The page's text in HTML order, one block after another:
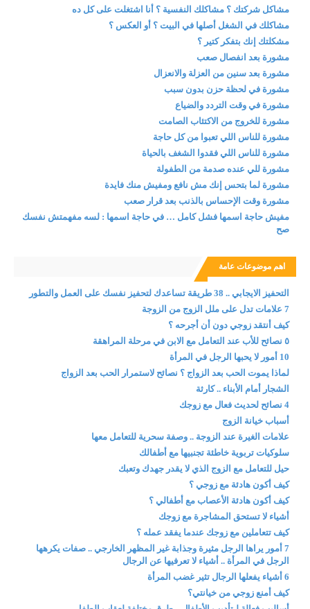
مشاكل شركتك ؟ مشاكلك النفسية ؟ أنا اشتغلت على كل ده
مشاكلك في الشغل أصلها في البيت ؟ أو العكس ؟
مشكلتك إنك بتفكر كتير ؟
مشورة بعد انفصال صعب
مشورة بعد سنين من العزلة والانعزال
مشورة في لحظة حزن بدون سبب
مشورة في وقت التردد والضياع
مشورة للخروج من الاكتئاب الصامت
مشورة للناس اللي تعبوا من كل حاجة
مشورة للناس اللي فقدوا الشغف بالحياة
مشورة للي عنده صدمة من الطفولة
مشورة لما بتحس إنك مش نافع ومفيش منك فايدة
مشورة وقت الإحساس بالذنب بعد قرار صعب
مفيش حاجة اسمها فشل كامل … في حاجة اسمها : لسه مفهمتش نفسك
صح
اهم موضوعات عامة
التحفيز الايجابي .. 38 طريقة تساعدك لتحفيز نفسك على العمل والتطور
7 علامات تدل على ملل الزوج من الزوجة
كيف أنتقد زوجي دون أن أجرحه ؟
٥ نصائح للأب عند التعامل مع الابن في مرحلة المراهقة
10 أمور لا يحبها الرجل في المرأة
لماذا يموت الحب بعد الزواج ؟ نصائح لاستمرار الحب بعد الزواج
الشجار أمام الأبناء .. كارثة
4 نصائح لحديث فعال مع زوجك
أسباب خيانة الزوج
علامات الغيرة عند الزوجة .. وصفة سحرية للتعامل معها
سلوكيات تربوية خاطئة تجنبيها مع أطفالك
حيل للتعامل مع الزوج الذي لا يقدر جهدك وتعبك
كيف أكون هادئة مع زوجي ؟
كيف أكون هادئة الأعصاب مع أطفالي ؟
أشياء لا تستحق المشاجرة مع زوجك
كيف تتعاملين مع زوجك عندما يفقد عمله ؟
7 أمور يراها الرجل مثيرة وجذابة غير المظهر الخارجي .. صفات يكرهها
الرجل في المرأة .. أشياء لا تعرفيها عن الرجال
6 أشياء يفعلها الرجال تثير غضب المرأة
كيف أمنع زوجي من خيانتي؟